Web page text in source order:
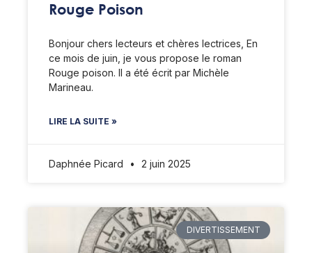
Rouge Poison
Bonjour chers lecteurs et chères lectrices, En
ce mois de juin, je vous propose le roman
Rouge poison. Il a été écrit par Michèle
Marineau.
LIRE LA SUITE »
Daphnée Picard 2 juin 2025
DIVERTISSEMENT